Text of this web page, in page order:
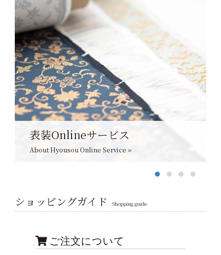
表装Onlineサービス
About Hyousou Online Service »
ショッピングガイド Shopping guide
ご注文について